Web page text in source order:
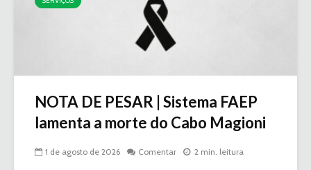
NOTA DE PESAR | Sistema FAEP
lamenta a morte do Cabo Magioni
1 de agosto de 2026 Comentar 2 min. leitura